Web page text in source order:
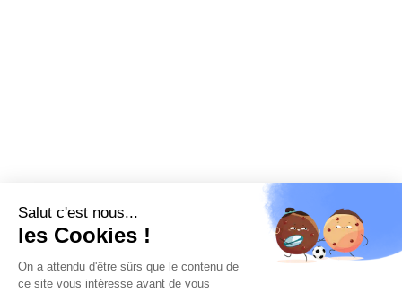
Salut c'est nous...
les Cookies !
On a attendu d'être sûrs que le contenu de
ce site vous intéresse avant de vous